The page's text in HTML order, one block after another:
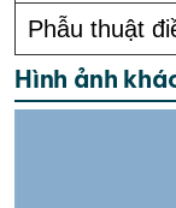
Phẫu thuật
Hình ảnh